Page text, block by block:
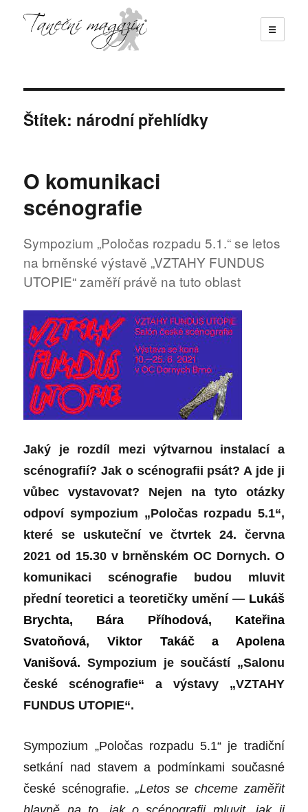
☰
Štítek: národní přehlídky
O komunikaci
scénografie
Sympozium „Poločas rozpadu 5.1.“ se letos
na brněnské výstavě „VZTAHY FUNDUS
UTOPIE“ zaměří právě na tuto oblast
Jaký je rozdíl mezi výtvarnou instalací a
scénografií? Jak o scénografii psát? A jde ji
vůbec vystavovat? Nejen na tyto otázky
odpoví sympozium „Poločas rozpadu 5.1“,
které se uskuteční ve čtvrtek 24. června
2021 od 15.30 v brněnském OC Dornych. O
komunikaci scénografie budou mluvit
přední teoretici a teoretičky umění — Lukáš
Brychta, Bára Příhodová, Kateřina
Svatoňová, Viktor Takáč a Apolena
Vanišová. Sympozium je součástí „Salonu
české scénografie“ a výstavy „VZTAHY
FUNDUS UTOPIE“.
Sympozium „Poločas rozpadu 5.1“ je tradiční
setkání nad stavem a podmínkami současné
české scénografie. „Letos se chceme zaměřit